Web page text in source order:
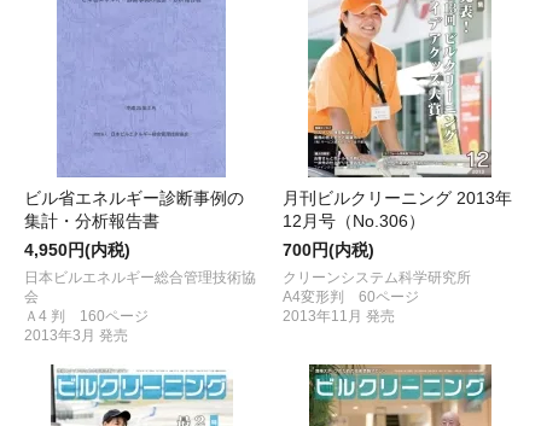
ビル省エネルギー診断事例の
集計・分析報告書
4,950円(内税)
日本ビルエネルギー総合管理技術協
会
Ａ4 判 160ページ
2013年3月 発売
月刊ビルクリーニング 2013年
12月号（No.306）
700円(内税)
クリーンシステム科学研究所
A4変形判 60ページ
2013年11月 発売